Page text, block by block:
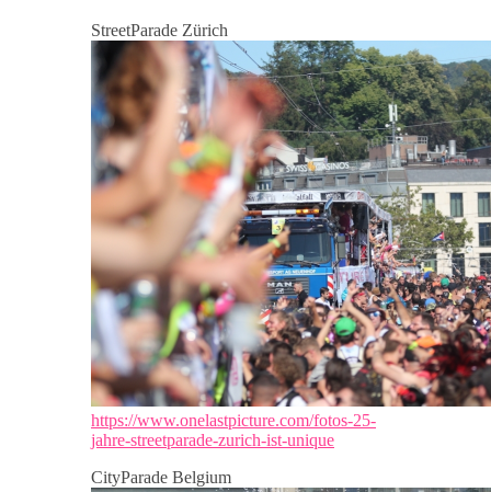
StreetParade Zürich
https://www.onelastpicture.com/fotos-25-
jahre-streetparade-zurich-ist-unique
CityParade Belgium